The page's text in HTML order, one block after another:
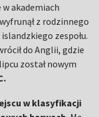
akademiach
z rodzinnego
zespołu.
do Anglii, gdzie
został nowym
w klasyfikacji